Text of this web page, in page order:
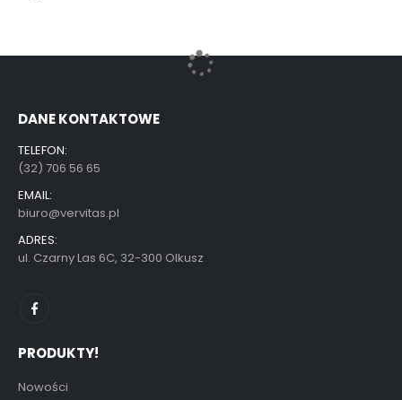
DANE KONTAKTOWE
TELEFON:
(32) 706 56 65
EMAIL:
biuro@vervitas.pl
ADRES:
ul. Czarny Las 6C, 32-300 Olkusz
PRODUKTY!
Nowości